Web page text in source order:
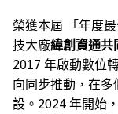
榮獲本屆 「年度
技大廠緯創資通共
2017 年啟動數位
向同步推動，在
設。2024 年開始